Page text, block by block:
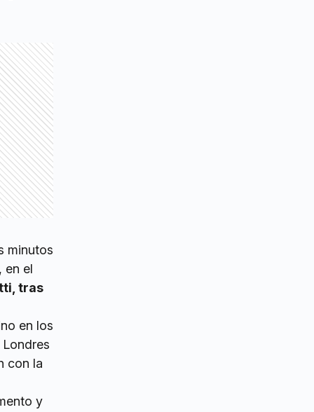
minutos
en el
tras
en los
con la
y